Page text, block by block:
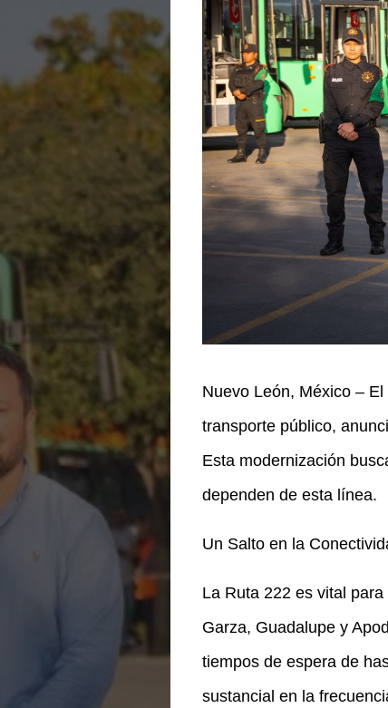
Nuevo León, México –
transporte público,
Esta modernización
dependen de esta línea.
Un Salto en la
La Ruta 222 es vital
Garza, Guadalupe y
tiempos de espera de
sustancial en la